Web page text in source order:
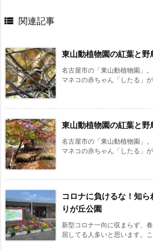
 関連記事
東山動植物園の紅葉と野
名古屋市の「東山動植物園」
マネコの赤ちゃん「したる」
東山動植物園の紅葉と野
名古屋市の「東山動植物園」
マネコの赤ちゃん「したる」
コロナに負けるな！知
りが丘公園
新型コロナ一向に収まらず、
屈してる人多いと思います。